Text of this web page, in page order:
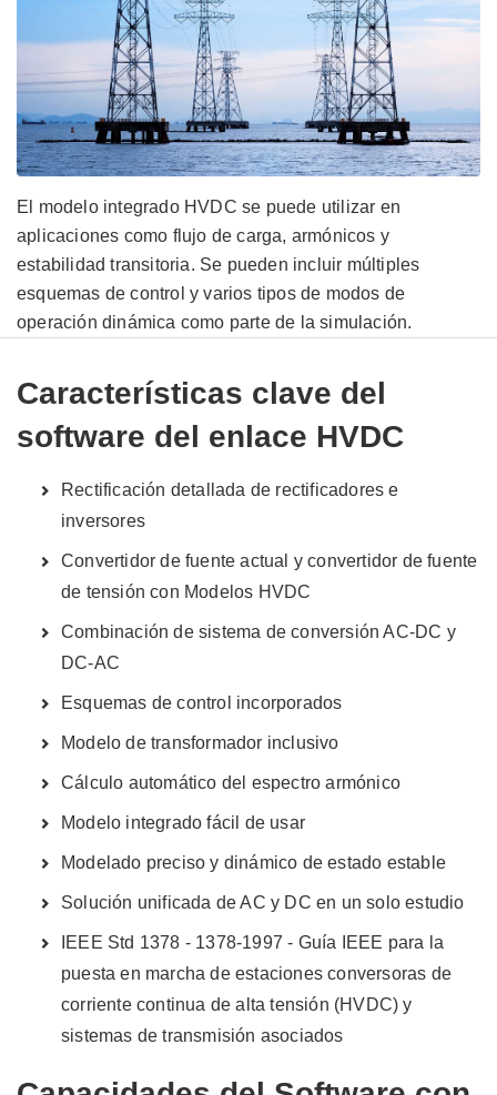
El modelo integrado HVDC se puede utilizar en
aplicaciones como flujo de carga, armónicos y
estabilidad transitoria. Se pueden incluir múltiples
esquemas de control y varios tipos de modos de
operación dinámica como parte de la simulación.
Características clave del
software del enlace HVDC
Rectificación detallada de rectificadores e
inversores
Convertidor de fuente actual y convertidor de fuente
de tensión con Modelos HVDC
Combinación de sistema de conversión AC-DC y
DC-AC
Esquemas de control incorporados
Modelo de transformador inclusivo
Cálculo automático del espectro armónico
Modelo integrado fácil de usar
Modelado preciso y dinámico de estado estable
Solución unificada de AC y DC en un solo estudio
IEEE Std 1378 - 1378-1997 - Guía IEEE para la
puesta en marcha de estaciones conversoras de
corriente continua de alta tensión (HVDC) y
sistemas de transmisión asociados